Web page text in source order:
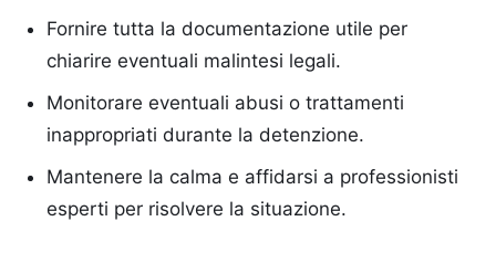
Fornire tutta la documentazione utile per
chiarire eventuali malintesi legali.
Monitorare eventuali abusi o trattamenti
inappropriati durante la detenzione.
Mantenere la calma e affidarsi a professionisti
esperti per risolvere la situazione.